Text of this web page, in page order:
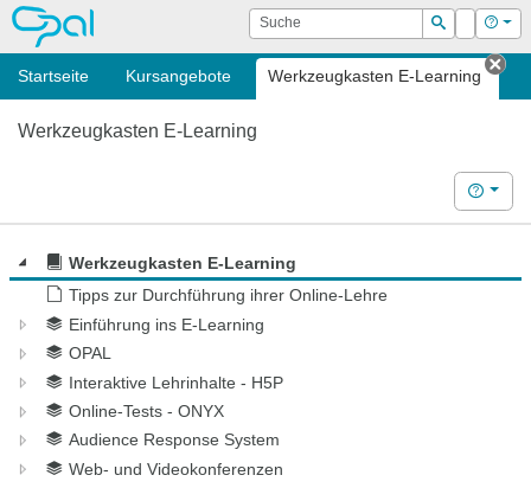
OPAL Suche
Suchen
Login Hilfe
Startseite Kursangebote Werkzeugkasten E-Learning
Werkzeugkasten E-Learning
Hilfe
Werkzeugkasten E-Learning
Tipps zur Durchführung ihrer Online-Lehre
Einführung ins E-Learning
OPAL
Interaktive Lehrinhalte - H5P
Online-Tests - ONYX
Audience Response System
Web- und Videokonferenzen